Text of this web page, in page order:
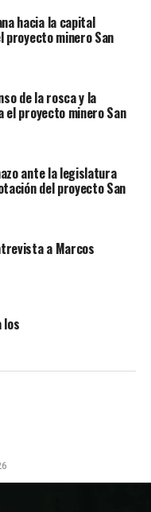
hacia la capital
proyecto minero San
de la rosca y la
el proyecto minero San
ante la legislatura
del proyecto San
a Marcos
los